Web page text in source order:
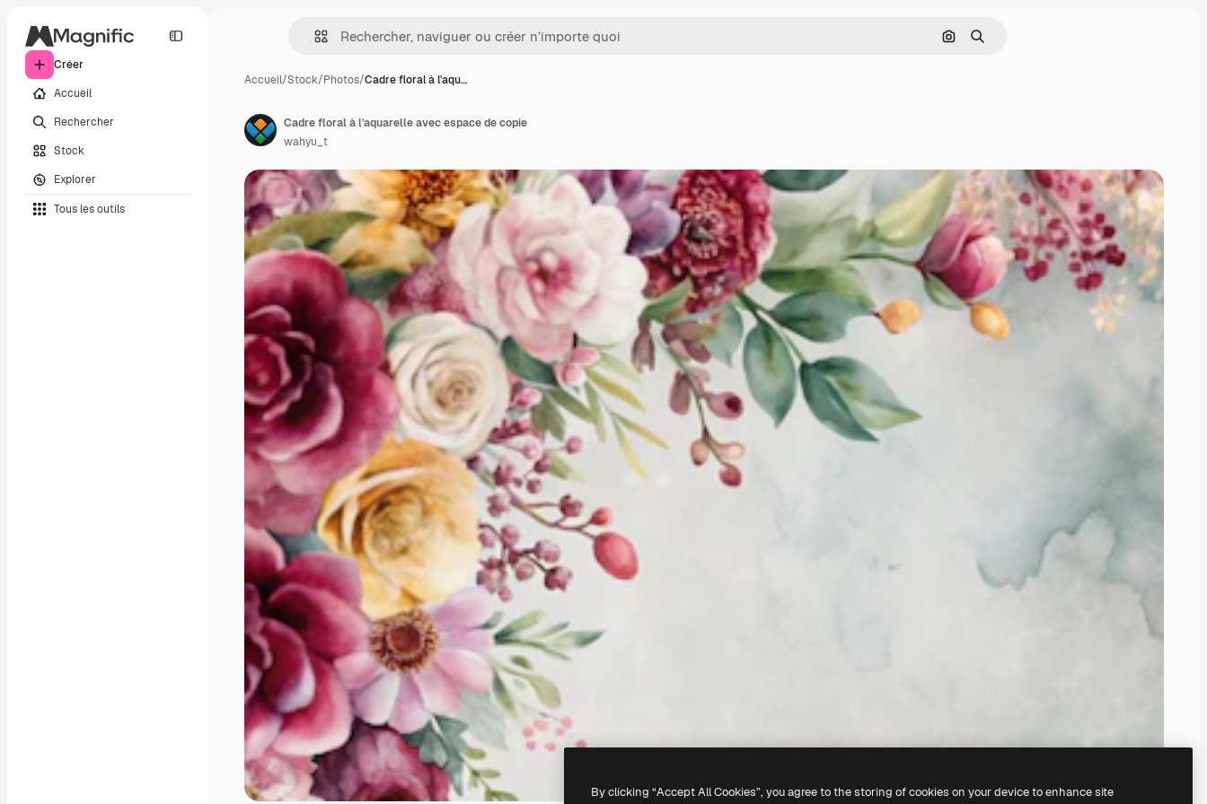
Créer
Accueil
Rechercher
Stock
Explorer
Tous les outils
Rechercher par image
Rechercher
Accueil/Stock/Photos/Cadre floral à l'aqu…
Cadre floral à l'aquarelle avec espace de copie
wahyu_t
By clicking “Accept All Cookies”, you agree to the storing of cookies on your device to enhance site